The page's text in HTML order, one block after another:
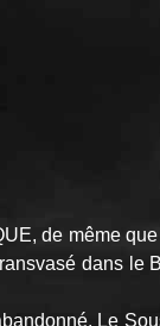
de même
dans
Le